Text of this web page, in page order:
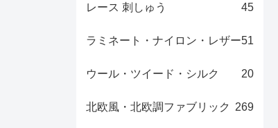
レース 刺しゅう 45
ラミネート・ナイロン・レザー51
ウール・ツイード・シルク 20
北欧風・北欧調ファブリック 269